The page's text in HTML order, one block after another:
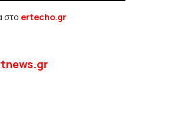
στο ertecho.gr